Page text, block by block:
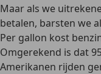
Maar als we
betalen, barsten we
Per gallon kost
Omgerekend is dat
Amerikanen rijden